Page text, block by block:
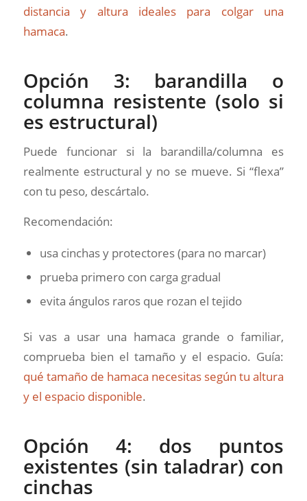
distancia y altura ideales para colgar una
hamaca.
Opción 3: barandilla o
columna resistente (solo si
es estructural)
Puede funcionar si la barandilla/columna es
realmente estructural y no se mueve. Si “flexa”
con tu peso, descártalo.
Recomendación:
usa cinchas y protectores (para no marcar)
prueba primero con carga gradual
evita ángulos raros que rozan el tejido
Si vas a usar una hamaca grande o familiar,
comprueba bien el tamaño y el espacio. Guía:
qué tamaño de hamaca necesitas según tu altura
y el espacio disponible.
Opción 4: dos puntos
existentes (sin taladrar) con
cinchas